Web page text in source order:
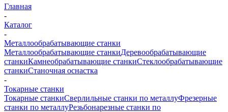
Главная
-
Каталог
-
Металлообрабатывающие станки
Металлообрабатывающие станкиДеревообрабатывающие
станкиКамнеобрабатывающие станкиСтеклообрабатывающие
станкиСтаночная оснастка
-
Токарные станки
Токарные станкиСверлильные станки по металлуФрезерные
станки по металлуРезьбонарезные станки по